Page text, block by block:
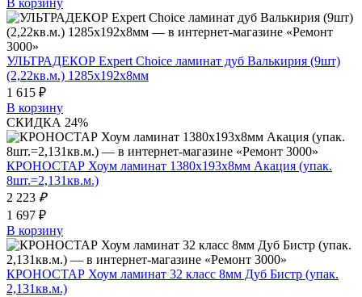
УЛЬТРАДЕКОР Expert Choice ламинат дуб Валькирия (9шт)
(2,22кв.м.) 1285х192х8мм
1 615 ₽
В корзину
СКИДКА 24%
КРОНОСТАР Хоум ламинат 1380х193х8мм Акация (упак.
8шт.=2,131кв.м.)
2 223 ₽
1 697 ₽
В корзину
КРОНОСТАР Хоум ламинат 32 класс 8мм Дуб Бистр (упак.
2,131кв.м.)